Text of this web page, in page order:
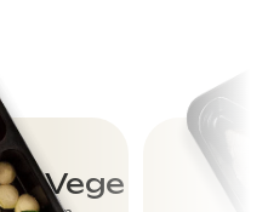
Vege